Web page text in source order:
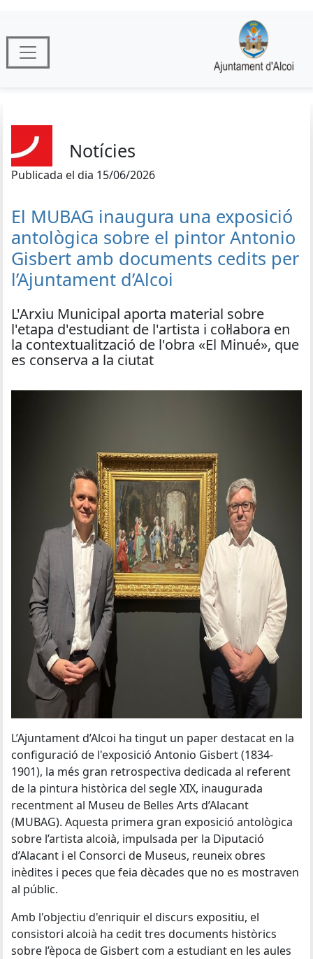
Notícies
Publicada el dia 15/06/2026
El MUBAG inaugura una exposició
antològica sobre el pintor Antonio
Gisbert amb documents cedits per
l’Ajuntament d’Alcoi
L'Arxiu Municipal aporta material sobre
l'etapa d'estudiant de l'artista i col·labora en
la contextualització de l'obra «El Minué», que
es conserva a la ciutat
L’Ajuntament d’Alcoi ha tingut un paper destacat en la
configuració de l'exposició Antonio Gisbert (1834-
1901), la més gran retrospectiva dedicada al referent
de la pintura històrica del segle XIX, inaugurada
recentment al Museu de Belles Arts d’Alacant
(MUBAG). Aquesta primera gran exposició antològica
sobre l’artista alcoià, impulsada per la Diputació
d’Alacant i el Consorci de Museus, reuneix obres
inèdites i peces que feia dècades que no es mostraven
al públic.
Amb l'objectiu d'enriquir el discurs expositiu, el
consistori alcoià ha cedit tres documents històrics
sobre l’època de Gisbert com a estudiant en les aules